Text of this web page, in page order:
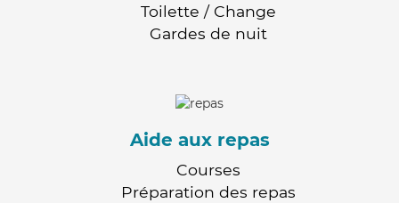
Toilette / Change
Gardes de nuit
Aide aux repas
Courses
Préparation des repas